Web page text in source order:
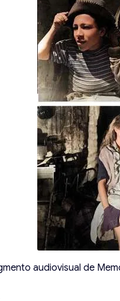
audiovisual de